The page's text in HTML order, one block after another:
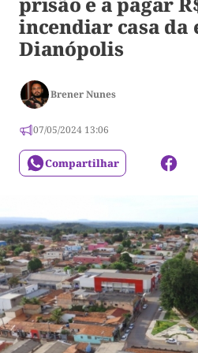
incendiar casa da
Dianópolis
Brener Nunes
07/05/2024 13:06
Compartilhar